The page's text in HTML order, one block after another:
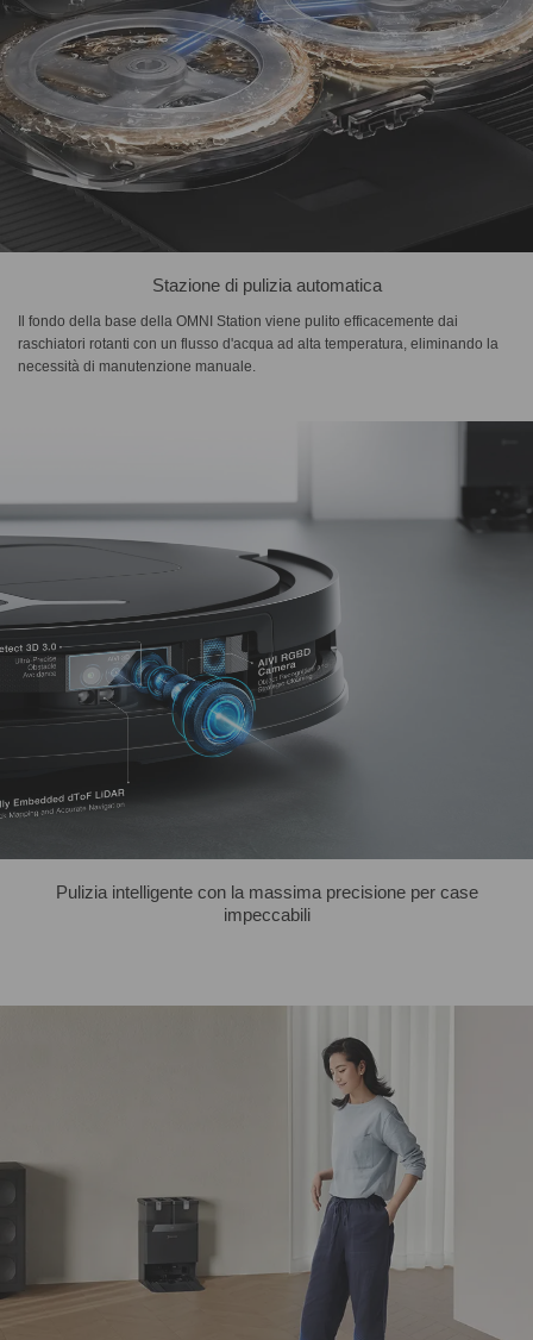
Stazione di pulizia automatica
Il fondo della base della OMNI Station viene pulito efficacemente dai
raschiatori rotanti con un flusso d'acqua ad alta temperatura, eliminando la
necessità di manutenzione manuale.
Pulizia intelligente con la massima precisione per case
impeccabili